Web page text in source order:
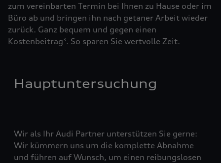
zum vereinbarten Termin bei Ihnen zu Hause oder im
Büro ab und bringen ihn nach getaner Arbeit wieder
zurück. Ganz bequem und gegen einen
Kostenbeitrag3. So sparen Sie wertvolle Zeit.
Hauptuntersuchung
Wir als Ihr Audi Partner unterstützen Sie gerne:
Wir kümmern uns um die komplette Abnahme
und führen auf Wunsch, um einen reibungslosen